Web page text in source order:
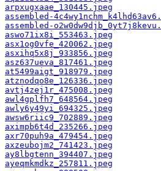
arpxugxaae_130445.jpeg
assembled-
assembled-
aswo71ix8i_553463.jpeg
asx1og0vfe_420062.jpeg
asxihq5x8j_933856.jpeg
asz637ueva_817461.jpeg
at5499aigt_918979.jpeg
atznodqo8e_126336.jpeg
avtj4zej1r_475008.jpeg
awl4gplfh7_648564.jpeg
awly6y49yi_694325.jpeg
awsw6riic9_702889.jpeg
aximpb6t4d_235266.jpeg
axr70puh9a_479454.jpeg
axzeubojm2_741423.jpeg
ay8lbgtenn_394407.jpeg
ayeqmkmdkz_257811.jpeg